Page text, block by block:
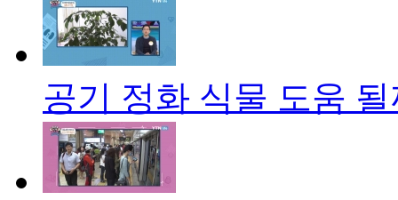
공기 정화 식물 도움 될